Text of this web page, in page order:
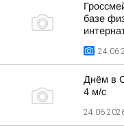
базе
Днём в
4 м/с